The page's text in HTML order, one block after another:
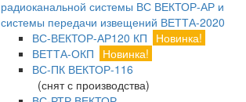
радиоканальной системы ВС ВЕКТОР-АР и
системы передачи извещений ВЕТТА-2020
ВС-ВЕКТОР-АР120 КП
Новинка!
ВЕТТА-ОКП
Новинка!
ВС-ПК ВЕКТОР-116
(снят с производства)